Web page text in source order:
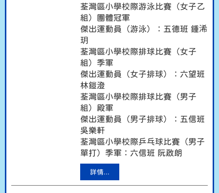
荃灣區小學校際游泳比賽（女子乙
組）團體冠軍
傑出運動員（游泳）：五德班 鍾浠
玥
荃灣區小學校際排球比賽（女子
組）季軍
傑出運動員（女子排球）：六望班
林鎧澄
荃灣區小學校際排球比賽（男子
組）殿軍
傑出運動員（男子排球）：五信班
吳樂軒
荃灣區小學校際乒乓球比賽（男子
單打）季軍：六信班 阮啟朗
詳情...